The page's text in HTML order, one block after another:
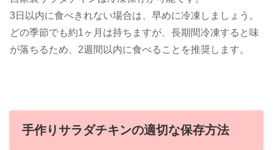
3日以内に食べきれない場合は、早めに冷凍しましょう。
どの季節でも約1ヶ月は持ちますが、長期間冷凍すると味
が落ちるため、2週間以内に食べることを推奨します。
手作りサラダチキンの適切な保存方法